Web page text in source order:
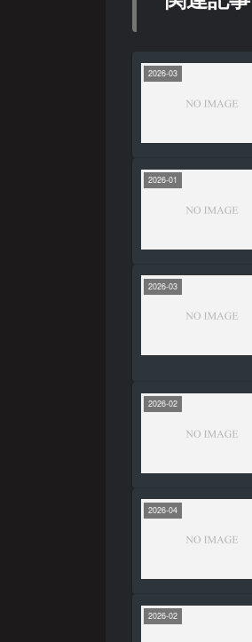
2026-03
2026-01
2026-03
2026-02
2026-04
2026-02